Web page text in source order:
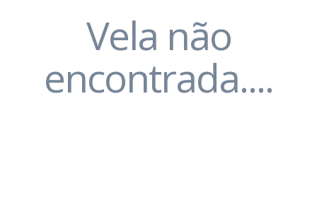
Vela não
encontrada....